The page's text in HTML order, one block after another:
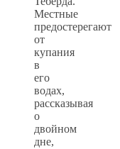
Местные
предостерегают
от
купания
в
его
водах,
рассказывая
о
двойном
дне,